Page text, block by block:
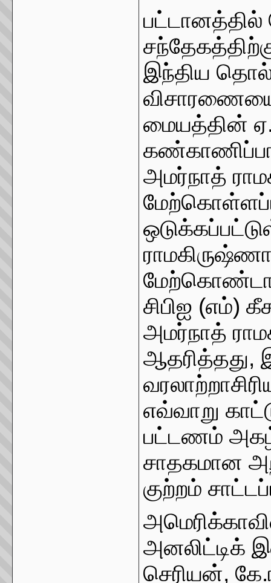
இந்திய
விசாரணையை
மையத்தின்
அமர்நாத்
சிபிஐ (எம்)
அமர்நாத்
ஆதரித்தது,
எவ்வாறு
பட்டணம்
சாதகமான
குற்றம்
அனலிட்டிக்
செரியன்,